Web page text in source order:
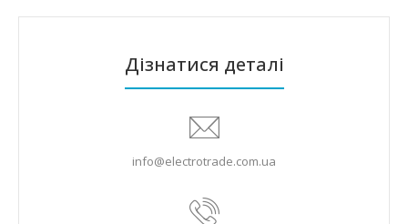
Дізнатися деталі
info@electrotrade.com.ua